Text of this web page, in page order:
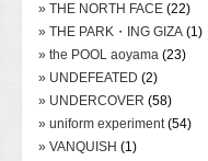
» THE NORTH FACE (22)
» THE PARK・ING GIZA (1)
» the POOL aoyama (23)
» UNDEFEATED (2)
» UNDERCOVER (58)
» uniform experiment (54)
» VANQUISH (1)